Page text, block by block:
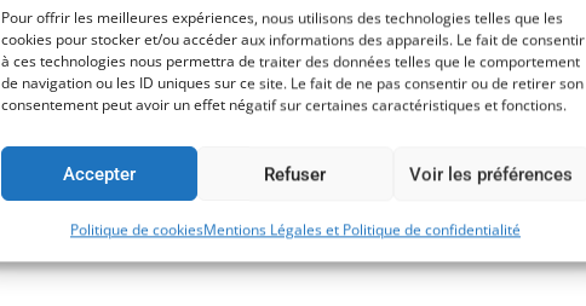
Pour offrir les meilleures expériences, nous utilisons des technologies telles que les
cookies pour stocker et/ou accéder aux informations des appareils. Le fait de consentir
à ces technologies nous permettra de traiter des données telles que le comportement
de navigation ou les ID uniques sur ce site. Le fait de ne pas consentir ou de retirer son
consentement peut avoir un effet négatif sur certaines caractéristiques et fonctions.
Accepter Refuser Voir les préférences
Politique de cookiesMentions Légales et Politique de confidentialité